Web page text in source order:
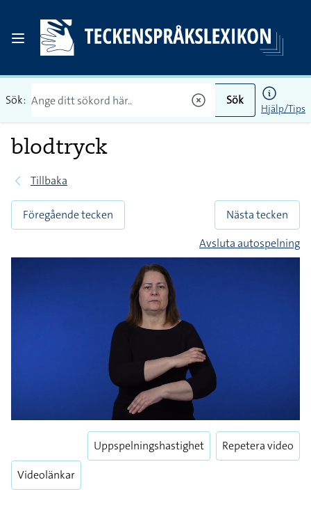
Sök: Sök
Hjälp/Tips
blodtryck
Tillbaka
Föregående tecken
Nästa tecken
Avsluta autospelning
Videolänkar
Uppspelningshastighet Repetera video